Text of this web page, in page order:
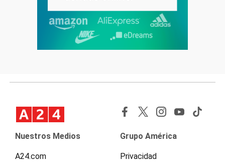
Nuestros Medios
A24.com
Grupo América
Privacidad